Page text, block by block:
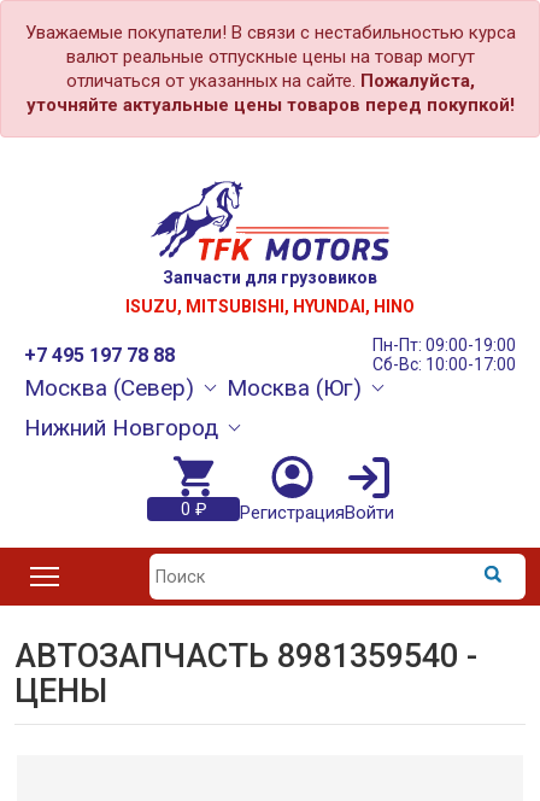
Уважаемые покупатели! В связи с нестабильностью курса
валют реальные отпускные цены на товар могут
отличаться от указанных на сайте. Пожалуйста,
уточняйте актуальные цены товаров перед покупкой!
Запчасти для грузовиков
ISUZU, MITSUBISHI, HYUNDAI, HINO
+7 495 197 78 88
Пн-Пт: 09:00-19:00
Сб-Вс: 10:00-17:00
Москва (Север)
Москва (Юг)
Нижний Новгород
0 ₽ РегистрацияВойти
АВТОЗАПЧАСТЬ 8981359540 -
ЦЕНЫ